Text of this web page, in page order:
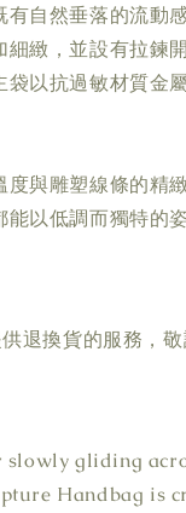
自然垂落的流動
緻，並設有拉鍊
以抗過敏材質金
與雕塑線條的精
以低調而獨特的
退換貨的服務，敬
gliding
Handbag is